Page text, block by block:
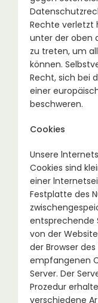
Rechte verletzt
unter der oben
zu treten, um
können.
Recht, sich bei
einer
beschweren.
Cookies
Unsere
Cookies sind
einer
Festplatte des
entsprechende
von der
der Browser
empfangenen
Server. Der
Prozedur
verschiedene